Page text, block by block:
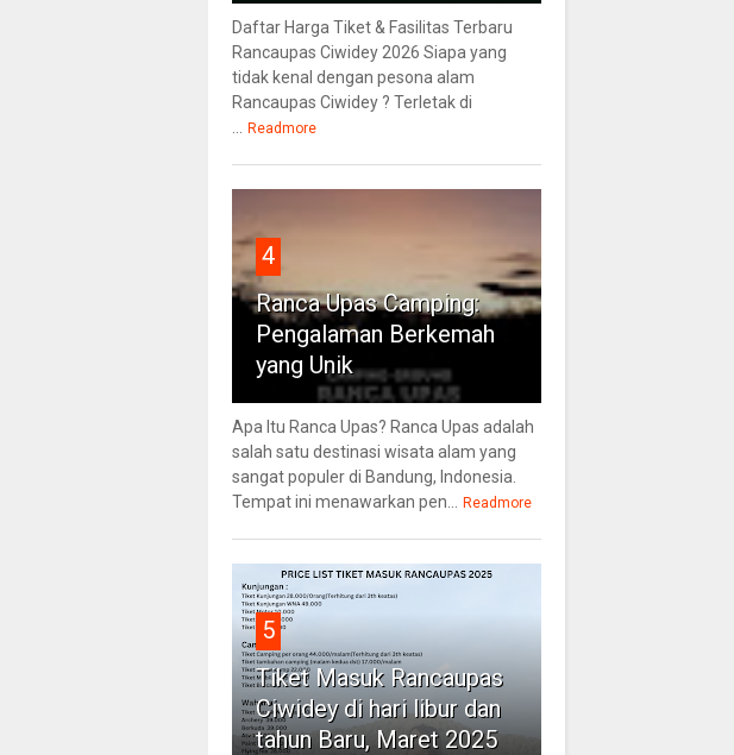
Daftar Harga Tiket & Fasilitas Terbaru
Rancaupas Ciwidey 2026 Siapa yang
tidak kenal dengan pesona alam
Rancaupas Ciwidey ? Terletak di
Readmore
4
Ranca Upas Camping:
Pengalaman Berkemah
yang Unik
Apa Itu Ranca Upas? Ranca Upas adalah
salah satu destinasi wisata alam yang
sangat populer di Bandung, Indonesia.
Tempat ini menawarkan pen...
Readmore
5
Tiket Masuk Rancaupas
Ciwidey di hari libur dan
tahun Baru, Maret 2025